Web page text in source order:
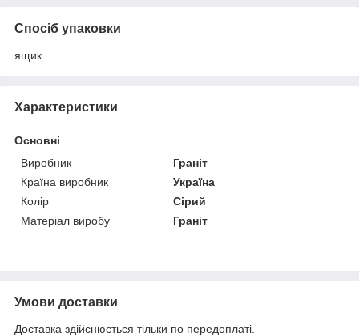
Спосіб упаковки
ящик
Характеристики
Основні
Виробник
Граніт
Країна виробник
Україна
Колір
Сірий
Матеріал виробу
Граніт
Умови доставки
Доставка здійснюється тільки по передоплаті.